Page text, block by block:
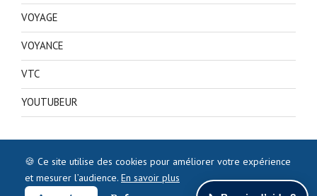
VOYAGE
VOYANCE
VTC
YOUTUBEUR
🍪 Ce site utilise des cookies pour améliorer votre expérience
et mesurer l’audience. En savoir plus